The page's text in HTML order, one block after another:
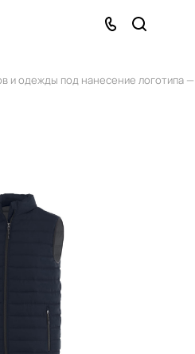
и одежды под нанесение логотипа